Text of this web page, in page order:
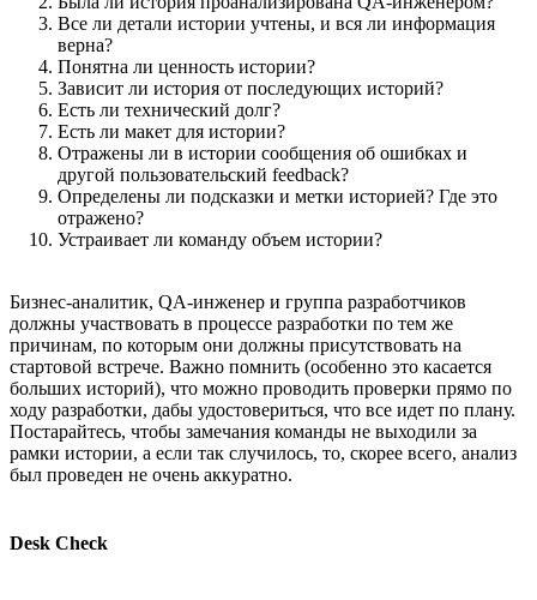
Все ли детали истории учтены, и вся ли информация
верна?
Понятна ли ценность истории?
Зависит ли история от последующих историй?
Есть ли технический долг?
Есть ли макет для истории?
Отражены ли в истории сообщения об ошибках и
другой пользовательский feedback?
Определены ли подсказки и метки историей? Где это
отражено?
Устраивает ли команду объем истории?
Бизнес-аналитик, QA-инженер и группа разработчиков
должны участвовать в процессе разработки по тем же
причинам, по которым они должны присутствовать на
стартовой встрече. Важно помнить (особенно это касается
больших историй), что можно проводить проверки прямо по
ходу разработки, дабы удостовериться, что все идет по плану.
Постарайтесь, чтобы замечания команды не выходили за
рамки истории, а если так случилось, то, скорее всего, анализ
был проведен не очень аккуратно.
Desk Check